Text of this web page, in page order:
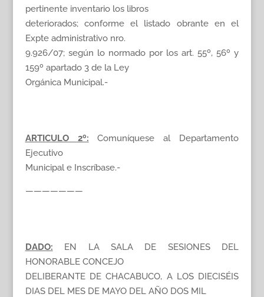
pertinente inventario los libros
deteriorados; conforme el listado obrante en el
Expte administrativo nro.
9.926/07; según lo normado por los art. 55º, 56º y
159º apartado 3 de la Ley
Orgánica Municipal.-
ARTICULO 2º: Comuníquese al Departamento
Ejecutivo
Municipal e Inscríbase.-
———————
DADO: EN LA SALA DE SESIONES DEL
HONORABLE CONCEJO
DELIBERANTE DE CHACABUCO, A LOS DIECISÉIS
DIAS DEL MES DE MAYO DEL AÑO DOS MIL